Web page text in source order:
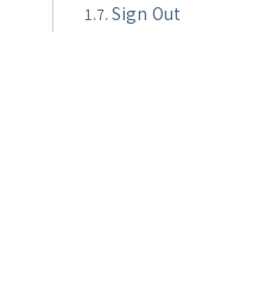
Sign Out